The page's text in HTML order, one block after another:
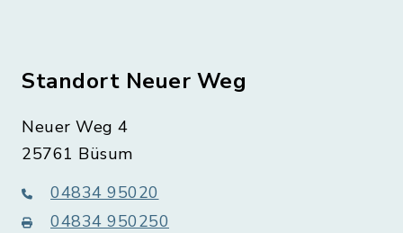
Standort Neuer Weg
Neuer Weg 4
25761 Büsum
04834 95020
04834 950250